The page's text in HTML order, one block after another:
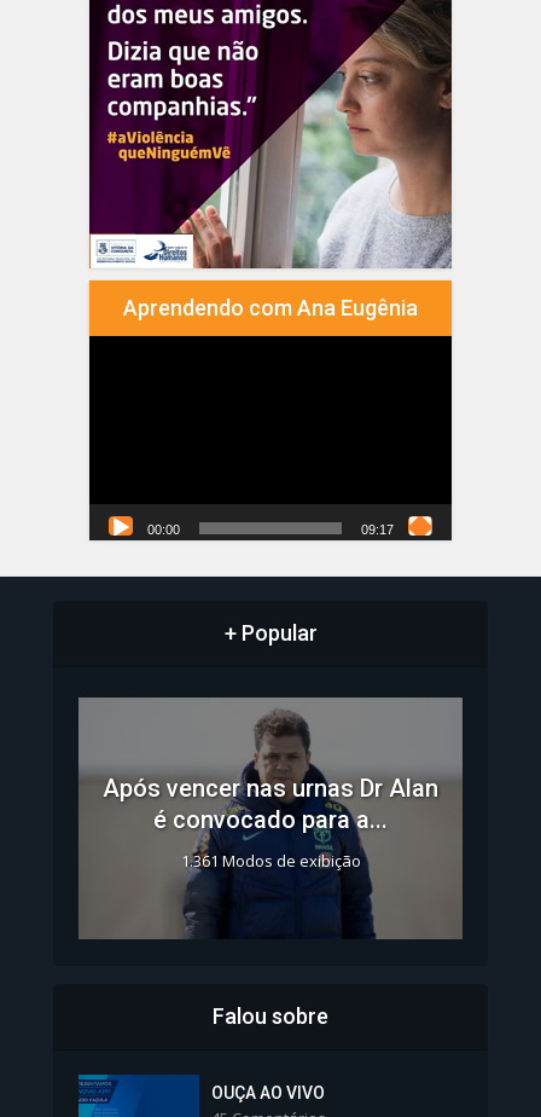
Aprendendo com Ana Eugênia
00:00 09:17
+ Popular
Após vencer nas urnas Dr Alan
é convocado para a...
1.361 Modos de exibição
Colégios da Polícia...
Falou sobre
OUÇA AO VIVO